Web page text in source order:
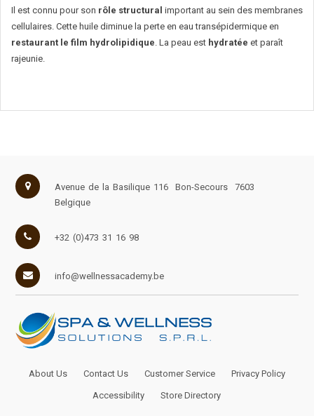
Il est connu pour son rôle structural important au sein des membranes
cellulaires. Cette huile diminue la perte en eau transépidermique en
restaurant le film hydrolipidique . La peau est hydratée et paraît
rajeunie.
Avenue de la Basilique 116 Bon-Secours
7603
Belgique
+32 (0)473 31 16 98
info@wellnessacademy.be
About Us Contact Us Customer Service Privacy Policy
Accessibility Store Directory